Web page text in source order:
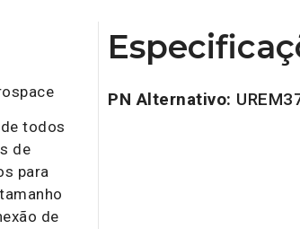
todos
de
para
de
PN Alternativo: